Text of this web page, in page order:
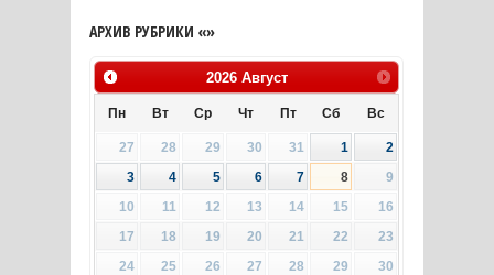
АРХИВ РУБРИКИ «»
2026 Август
Пн Вт Ср Чт Пт Сб Вс
27 28 29 30 31 1
2
3
4 5 6 7 8
9
10
11 12 13 14 15
16
17
18 19 20 21 22
23
24
25 26 27 28 29
30